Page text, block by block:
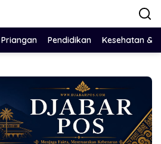
Priangan Pendidikan Kesehatan &